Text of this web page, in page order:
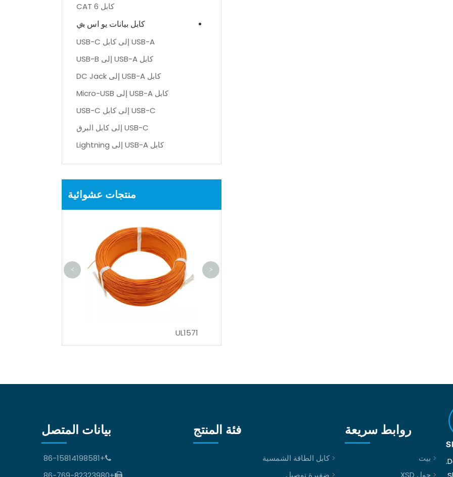
كابل CAT 6
كابل بيانات يو اس بي
USB-A إلى كابل USB-C
كابل USB-A إلى USB-B
كابل USB-A إلى DC Jack
كابل USB-A إلى Micro-USB
USB-C إلى كابل USB-C
USB-C إلى كابل البرق
كابل USB-A إلى Lightning
منتجات عشوائية
UL1571
< >
روابط سريعة
بيت
حول XSD
فئة المنتج
كابل الطاقة الشمسية
ضفيرة توصيل
بيانات المتصل

+86-15814198581
